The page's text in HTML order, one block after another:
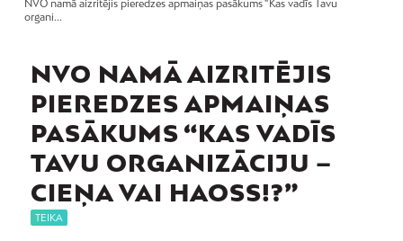
NVO namā aizritējis pieredzes apmaiņas pasākums “Kas vadīs Tavu
organi...
NVO NAMĀ AIZRITĒJIS
PIEREDZES APMAIŅAS
PASĀKUMS “KAS VADĪS
TAVU ORGANIZĀCIJU –
CIEŅA VAI HAOSS!?”
TEIKA